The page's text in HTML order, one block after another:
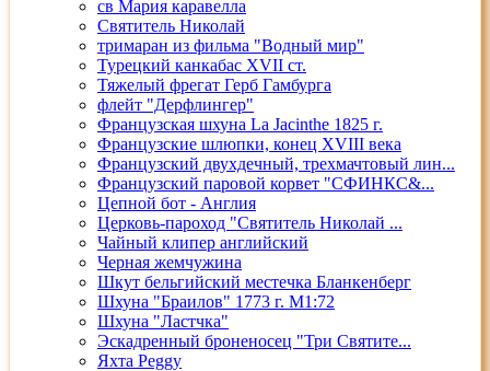
св Мария каравелла
Святитель Николай
тримаран из фильма "Водный мир"
Турецкий канкабас XVII ст.
Тяжелый фрегат Герб Гамбурга
флейт "Дерфлингер"
Французская шхуна La Jacinthe 1825 г.
Французские шлюпки, конец XVIII века
Французский двухдечный, трехмачтовый лин...
Французский паровой корвет "СФИНКС&...
Цепной бот - Англия
Церковь-пароход "Святитель Николай ...
Чайный клипер английский
Черная жемчужина
Шкут бельгийский местечка Бланкенберг
Шхуна "Браилов" 1773 г. М1:72
Шхуна "Ластчка"
Эскадренный броненосец "Три Святите...
Яхта Peggy